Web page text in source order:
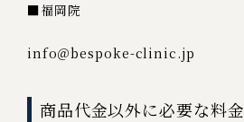
■福岡院
info＠bespoke-clinic.jp
商品代金以外に必要な料金